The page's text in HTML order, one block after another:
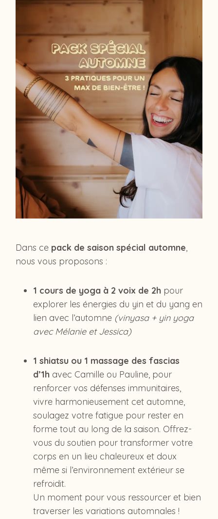
Dans ce pack de saison spécial automne,
nous vous proposons :
1 cours de yoga à 2 voix de 2h pour
explorer les énergies du yin et du yang en
lien avec l’automne (vinyasa + yin yoga
avec Mélanie et Jessica)
1 shiatsu ou 1 massage des fascias
d’1h avec Camille ou Pauline, pour
renforcer vos défenses immunitaires,
vivre harmonieusement cet automne,
soulagez votre fatigue pour rester en
forme tout au long de la saison. Offrez-
vous du soutien pour transformer votre
corps en un lieu chaleureux et doux
même si l’environnement extérieur se
refroidit.
Un moment pour vous ressourcer et bien
traverser les variations automnales !